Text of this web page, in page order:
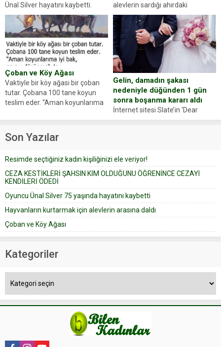
Ünal Silver hayatını kaybetti.
Haberi, oyuncunun menajerlik
ajansı duyurdu. Renda Güner,
sosyal medya hesabında “Usta
Oyuncumuz ve çok değerli
dostumuz...
alevlerin sardığı ahırdaki
hayvanlarını kurtarmak isteyen
Zeki Demir (66) ölümden döndü.
Yüzünde ve ellerinde yanıklar
oluşan Demir, kâbus dolu anları
anlattı… Merkeze bağlı...
Çoban ve Köy Ağası
Vaktiyle bir köy ağası bir çoban
tutar. Çobana 100 tane koyun
teslim eder. “Aman koyunlarıma
Çoban koyunları alır gider. Aylar...
Gelin, damadın şakası
nedeniyle düğünden 1 gün
sonra boşanma kararı aldı
İnternet sitesi Slate’in ‘Dear
Prudence’ isimli tavsiye köşesine
yapıştırdığı için düğünden...
Son Yazılar
Resimde seçtiğiniz kadın kişiliğinizi ele veriyor!
CEZA KESTİKLERİ ŞAHSIN KİM OLDUĞUNU ÖĞRENİNCE CEZAYI
KENDİLERİ ÖDEDİ
Oyuncu Ünal Silver 75 yaşında hayatını kaybetti
Hayvanların kurtarmak için alevlerin arasına daldı
Çoban ve Köy Ağası
Kategoriler